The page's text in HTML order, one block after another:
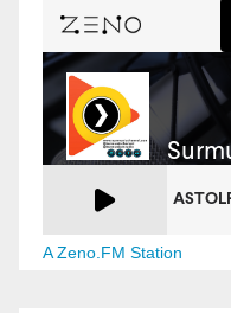
A Zeno.FM Station